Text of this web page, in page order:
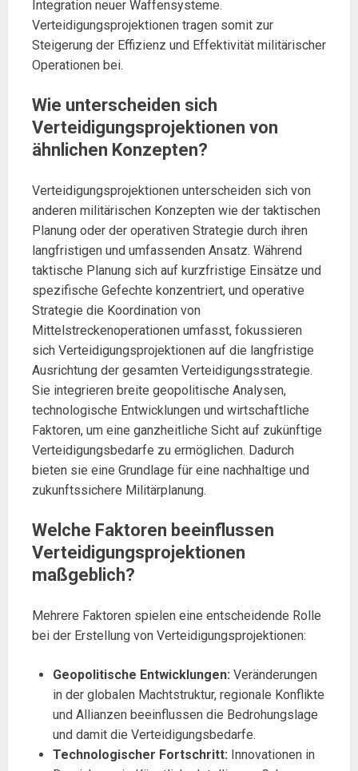
Integration neuer Waffensysteme.
Verteidigungsprojektionen tragen somit zur
Steigerung der Effizienz und Effektivität militärischer
Operationen bei.
Wie unterscheiden sich
Verteidigungsprojektionen von
ähnlichen Konzepten?
Verteidigungsprojektionen unterscheiden sich von
anderen militärischen Konzepten wie der taktischen
Planung oder der operativen Strategie durch ihren
langfristigen und umfassenden Ansatz. Während
taktische Planung sich auf kurzfristige Einsätze und
spezifische Gefechte konzentriert, und operative
Strategie die Koordination von
Mittelstreckenoperationen umfasst, fokussieren
sich Verteidigungsprojektionen auf die langfristige
Ausrichtung der gesamten Verteidigungsstrategie.
Sie integrieren breite geopolitische Analysen,
technologische Entwicklungen und wirtschaftliche
Faktoren, um eine ganzheitliche Sicht auf zukünftige
Verteidigungsbedarfe zu ermöglichen. Dadurch
bieten sie eine Grundlage für eine nachhaltige und
zukunftssichere Militärplanung.
Welche Faktoren beeinflussen
Verteidigungsprojektionen
maßgeblich?
Mehrere Faktoren spielen eine entscheidende Rolle
bei der Erstellung von Verteidigungsprojektionen:
Geopolitische Entwicklungen: Veränderungen
in der globalen Machtstruktur, regionale Konflikte
und Allianzen beeinflussen die Bedrohungslage
und damit die Verteidigungsbedarfe.
Technologischer Fortschritt: Innovationen in